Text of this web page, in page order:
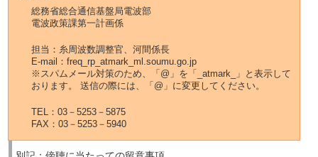
総務省総合通信基盤局電波部
電波政策課第一計画係
担当：糸周波数調整官、河間係長
E-mail：freq_rp_atmark_ml.soumu.go.jp
※スパムメール対策のため、「@」を「_atmark_」と表示して
おります。 送信の際には、「@」に変更してください。
TEL：03－5253－5875
FAX：03－5253－5940